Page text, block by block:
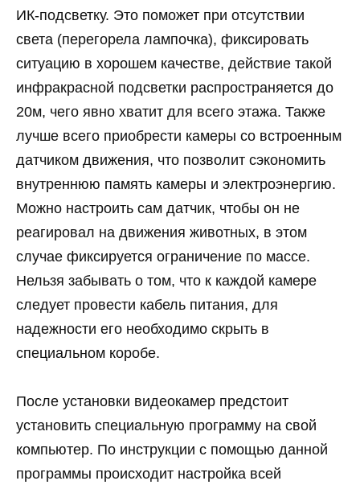
ИК-подсветку. Это поможет при отсутствии
света (перегорела лампочка), фиксировать
ситуацию в хорошем качестве, действие такой
инфракрасной подсветки распространяется до
20м, чего явно хватит для всего этажа. Также
лучше всего приобрести камеры со встроенным
датчиком движения, что позволит сэкономить
внутреннюю память камеры и электроэнергию.
Можно настроить сам датчик, чтобы он не
реагировал на движения животных, в этом
случае фиксируется ограничение по массе.
Нельзя забывать о том, что к каждой камере
следует провести кабель питания, для
надежности его необходимо скрыть в
специальном коробе.
После установки видеокамер предстоит
установить специальную программу на свой
компьютер. По инструкции с помощью данной
программы происходит настройка всей